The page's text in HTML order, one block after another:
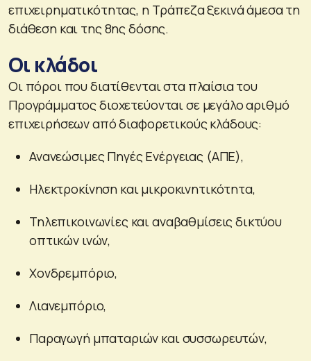
επιχειρηματικότητας, η Τράπεζα ξεκινά άμεσα τη
διάθεση και της 8ης δόσης.
Οι κλάδοι
Οι πόροι που διατίθενται στα πλαίσια του
Προγράμματος διοχετεύονται σε μεγάλο αριθμό
επιχειρήσεων από διαφορετικούς κλάδους:
Ανανεώσιμες Πηγές Ενέργειας (ΑΠΕ),
Ηλεκτροκίνηση και μικροκινητικότητα,
Τηλεπικοινωνίες και αναβαθμίσεις δικτύου
οπτικών ινών,
Χονδρεμπόριο,
Λιανεμπόριο,
Παραγωγή μπαταριών και συσσωρευτών,